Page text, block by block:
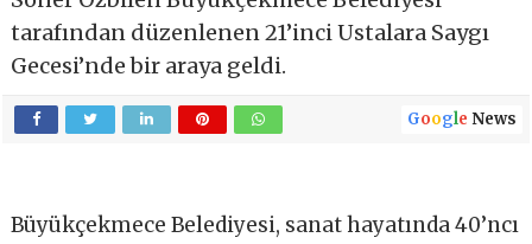
tarafından düzenlenen 21’inci Ustalara Saygı
Gecesi’nde bir araya geldi.
Google News
Büyükçekmece Belediyesi, sanat hayatında 40’ncı